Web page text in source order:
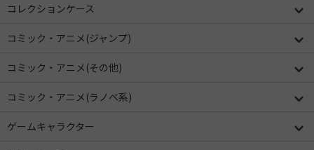
コレクションケース
コミック・アニメ(ジャンプ)
コミック・アニメ(その他)
コミック・アニメ(ラノベ系)
ゲームキャラクター